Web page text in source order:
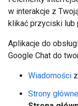
w interakcje z
klikać przyciski lub
Aplikacje do
Google Chat do
Wiadomości
Strony główne